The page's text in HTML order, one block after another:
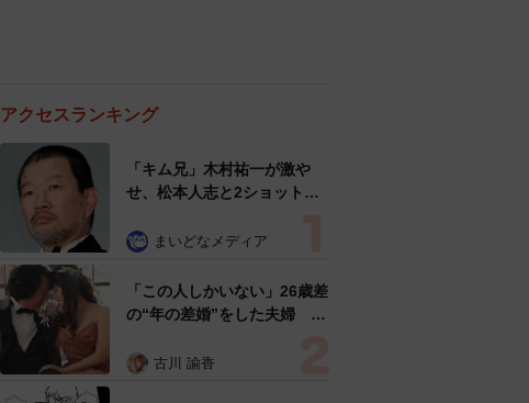
アクセスランキング
「キム兄」木村祐一が激や
せ、松本人志と2ショット
「テキヤの兄さん」
まいどなメディア
「この人しかいない」26歳差
の“年の差婚”をした夫婦 出
た？ 今の思いを聞いた
古川 諭香